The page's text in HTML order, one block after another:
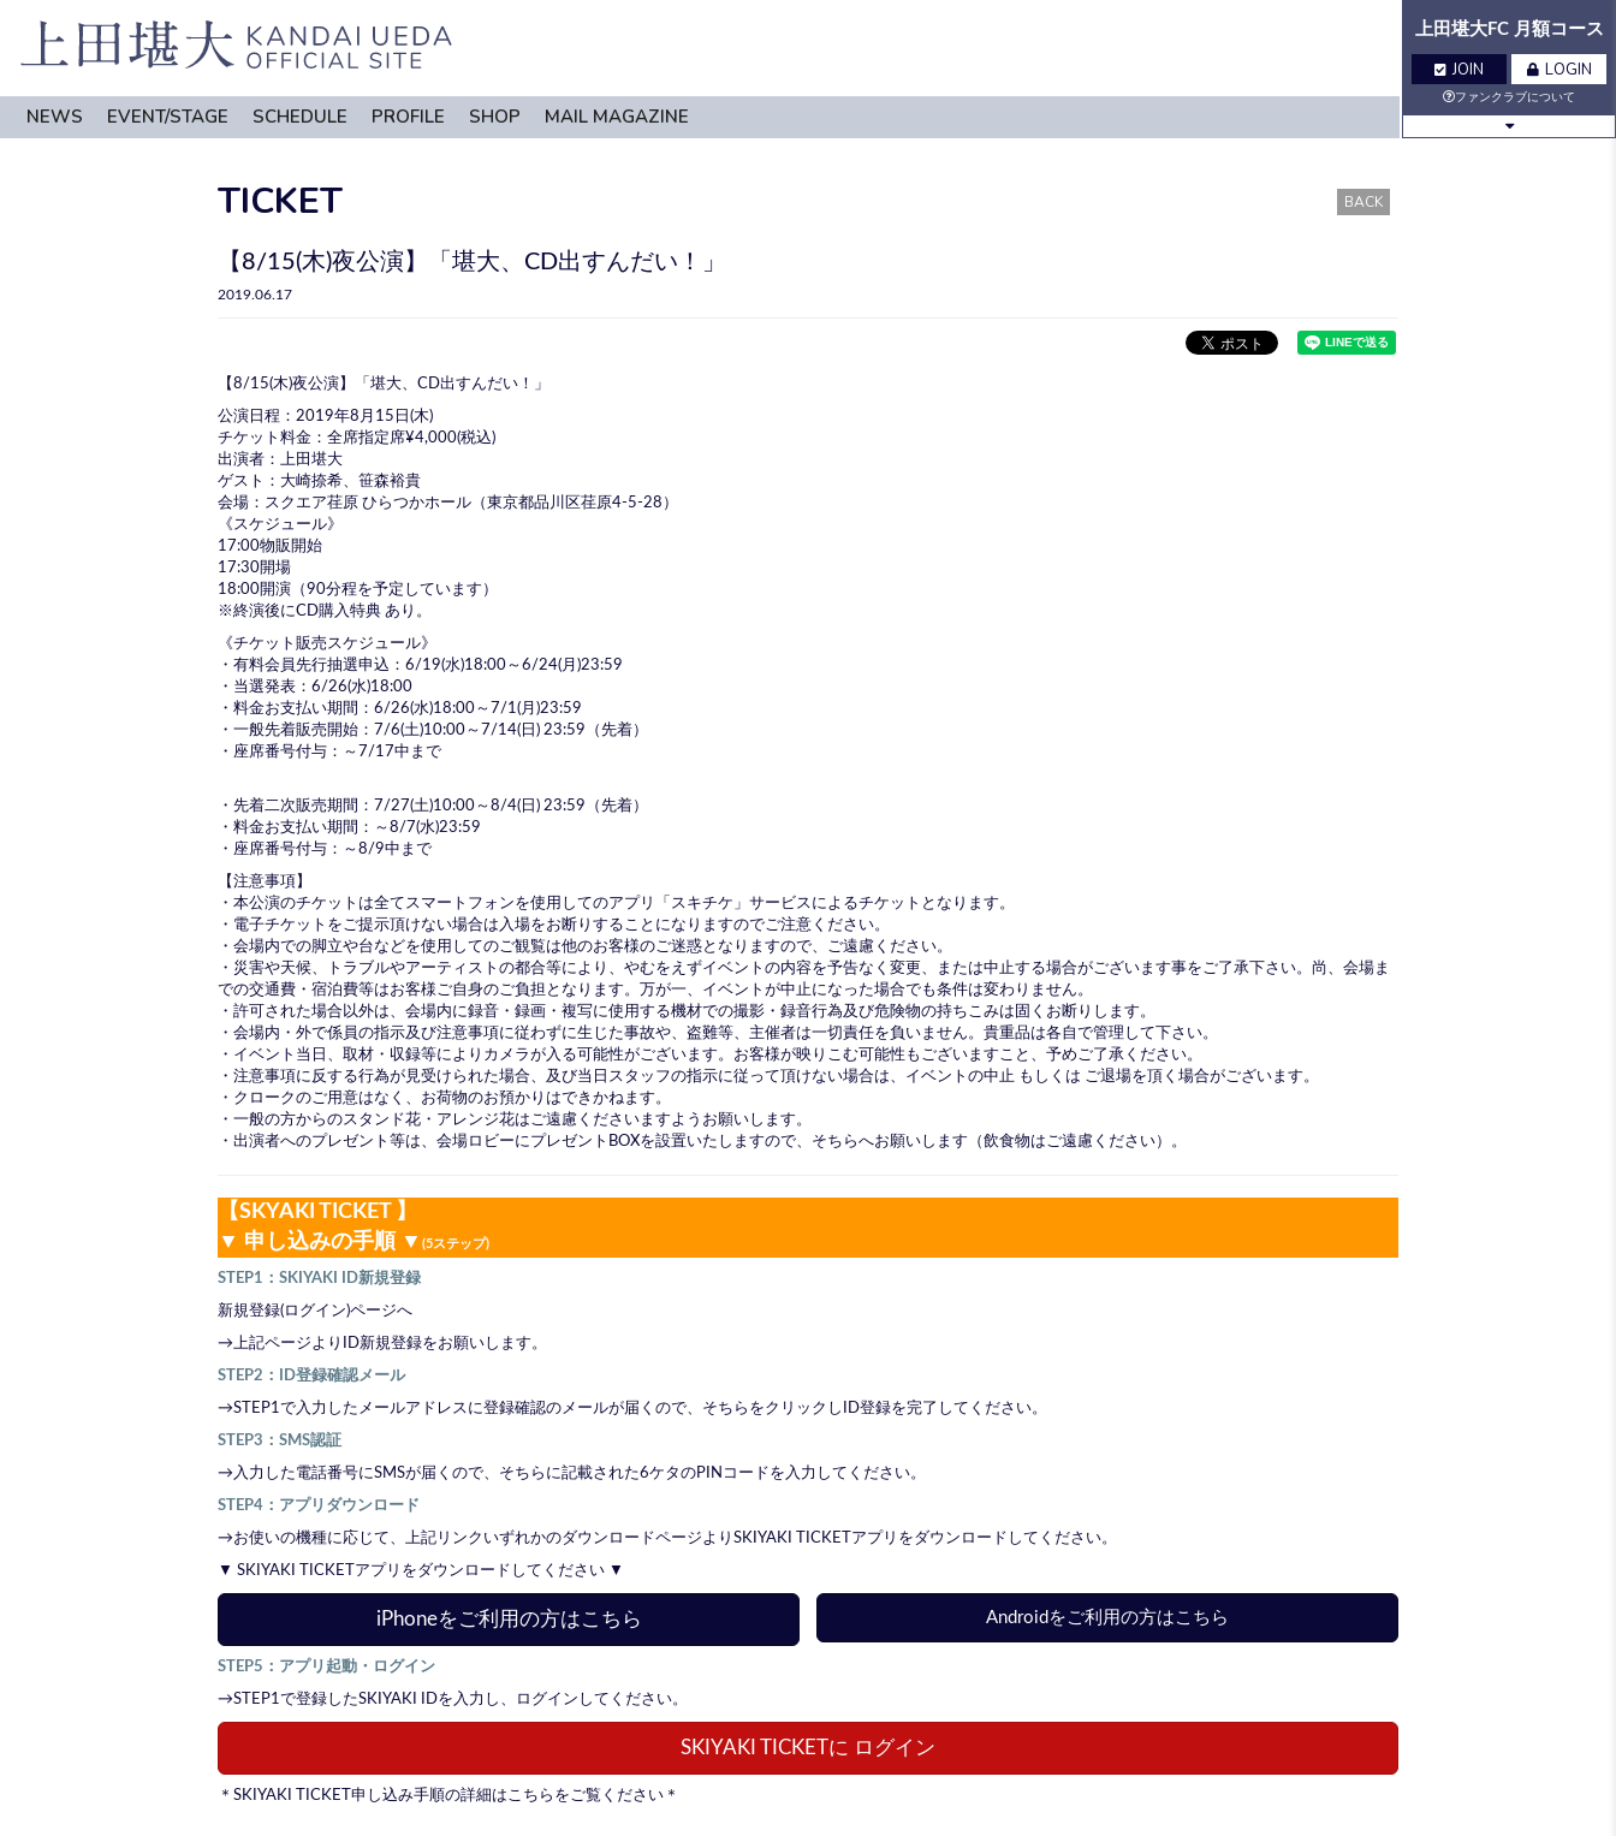
NEWS EVENT/STAGE SCHEDULE PROFILE SHOP MAIL MAGAZINE
上田堪大FC 月額コース
JOIN LOGIN
ファンクラブについて
TICKET BACK
【8/15(木)夜公演】「堪大、CD出すんだい！」
2019.06.17
【8/15(木)夜公演】「堪大、CD出すんだい！」
公演日程：2019年8月15日(木)
チケット料金：全席指定席¥4,000(税込)
出演者：上田堪大
ゲスト：大崎捺希、笹森裕貴
会場：スクエア荏原 ひらつかホール（東京都品川区荏原4-5-28）
《スケジュール》
17:00物販開始
17:30開場
18:00開演（90分程を予定しています）
※終演後にCD購入特典 あり。
《チケット販売スケジュール》
・有料会員先行抽選申込：6/19(水)18:00～6/24(月)23:59
・当選発表：6/26(水)18:00
・料金お支払い期間：6/26(水)18:00～7/1(月)23:59
・一般先着販売開始：7/6(土)10:00～7/14(日) 23:59（先着）
・座席番号付与：～7/17中まで
・先着二次販売期間：7/27(土)10:00～8/4(日) 23:59（先着）
・料金お支払い期間：～8/7(水)23:59
・座席番号付与：～8/9中まで
【注意事項】
・本公演のチケットは全てスマートフォンを使用してのアプリ「スキチケ」サービスによるチケットとなります。
・電子チケットをご提示頂けない場合は入場をお断りすることになりますのでご注意ください。
・会場内での脚立や台などを使用してのご観覧は他のお客様のご迷惑となりますので、ご遠慮ください。
・災害や天候、トラブルやアーティストの都合等により、やむをえずイベントの内容を予告なく変更、または中止する場合がございます事をご了承下さい。尚、会場ま
での交通費・宿泊費等はお客様ご自身のご負担となります。万が一、イベントが中止になった場合でも条件は変わりません。
・許可された場合以外は、会場内に録音・録画・複写に使用する機材での撮影・録音行為及び危険物の持ちこみは固くお断りします。
・会場内・外で係員の指示及び注意事項に従わずに生じた事故や、盗難等、主催者は一切責任を負いません。貴重品は各自で管理して下さい。
・イベント当日、取材・収録等によりカメラが入る可能性がございます。お客様が映りこむ可能性もございますこと、予めご了承ください。
・注意事項に反する行為が見受けられた場合、及び当日スタッフの指示に従って頂けない場合は、イベントの中止 もしくは ご退場を頂く場合がございます。
・クロークのご用意はなく、お荷物のお預かりはできかねます。
・一般の方からのスタンド花・アレンジ花はご遠慮くださいますようお願いします。
・出演者へのプレゼント等は、会場ロビーにプレゼントBOXを設置いたしますので、そちらへお願いします（飲食物はご遠慮ください）。
【SKYAKI TICKET 】
▼ 申し込みの手順 ▼ (5ステップ)
STEP1：SKIYAKI ID新規登録
新規登録(ログイン)ページへ
→上記ページよりID新規登録をお願いします。
STEP2：ID登録確認メール
→STEP1で入力したメールアドレスに登録確認のメールが届くので、そちらをクリックしID登録を完了してください。
STEP3：SMS認証
→入力した電話番号にSMSが届くので、そちらに記載された6ケタのPINコードを入力してください。
STEP4：アプリダウンロード
→お使いの機種に応じて、上記リンクいずれかのダウンロードページよりSKIYAKI TICKETアプリをダウンロードしてください。
▼ SKIYAKI TICKETアプリをダウンロードしてください ▼
iPhoneをご利用の方はこちら Androidをご利用の方はこちら
STEP5：アプリ起動・ログイン
→STEP1で登録したSKIYAKI IDを入力し、ログインしてください。
SKIYAKI TICKETに ログイン
＊SKIYAKI TICKET申し込み手順の詳細はこちらをご覧ください＊